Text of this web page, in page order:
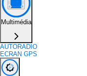
Multimédia
AUTORADIO
ECRAN GPS